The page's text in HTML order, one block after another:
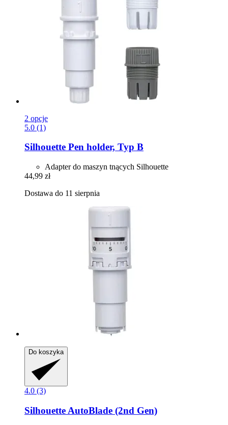
2 opcje
5.0 (1)
Silhouette Pen holder, Typ B
Adapter do maszyn tnących Silhouette
44,99 zł
Dostawa do 11 sierpnia
Do koszyka
4.0 (3)
Silhouette AutoBlade (2nd Gen)